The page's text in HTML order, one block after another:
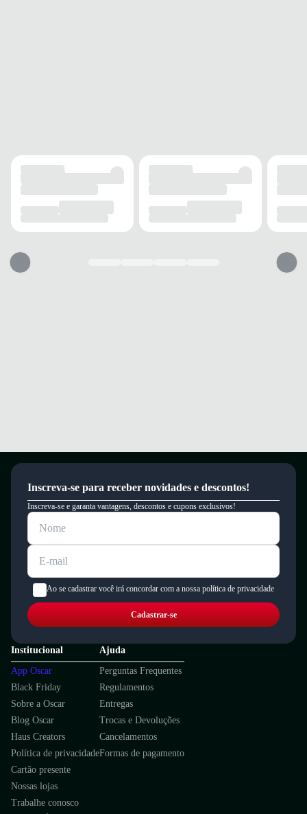
Inscreva-se para receber novidades e descontos!
Inscreva-se e garanta vantagens, descontos e cupons exclusivos!
Ao se cadastrar você irá concordar com a nossa política de privacidade
Cadastrar-se
Institucional
App Oscar
Black Friday
Sobre a Oscar
Blog Oscar
Haus Creators
Política de privacidade
Cartão presente
Nossas lojas
Trabalhe conosco
Ajuda
Perguntas Frequentes
Regulamentos
Entregas
Trocas e Devoluções
Cancelamentos
Formas de pagamento